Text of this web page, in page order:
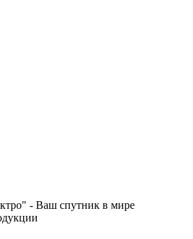
- Ваш спутник в мире